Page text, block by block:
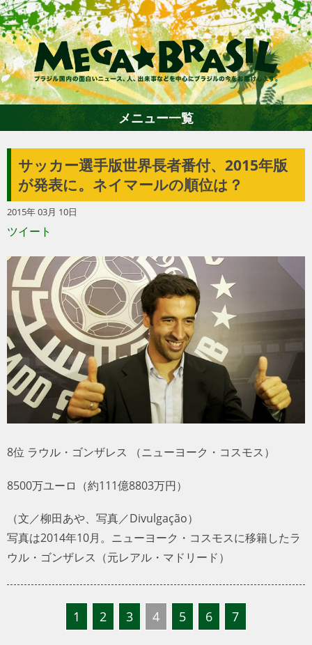
ホーム
エンターテイメント
グルメ
トラベル
サッカー
PEOPLE
コラム
メニュー一覧
サッカー選手版世界長者番付、2015年版
が発表に。ネイマールの順位は？
2015年 03月 10日
ツイート
8位 ラウル・ゴンザレス （ニューヨーク・コスモス）
8500万ユーロ（約111億8803万円）
（文／柳田あや、写真／Divulgação）
写真は2014年10月。ニューヨーク・コスモスに移籍したラ
ウル・ゴンザレス（元レアル・マドリード）
1 2 3 4 5 6 7